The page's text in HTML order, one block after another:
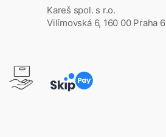
Kareš spol. s r.o.
Vilímovská 6, 160 00 Praha 6